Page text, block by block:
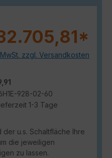
zzgl. Versandkosten
928-02-60
1-3 Tage
u.s. Schaltfläche Ihre
die jeweiligen
zu lassen.